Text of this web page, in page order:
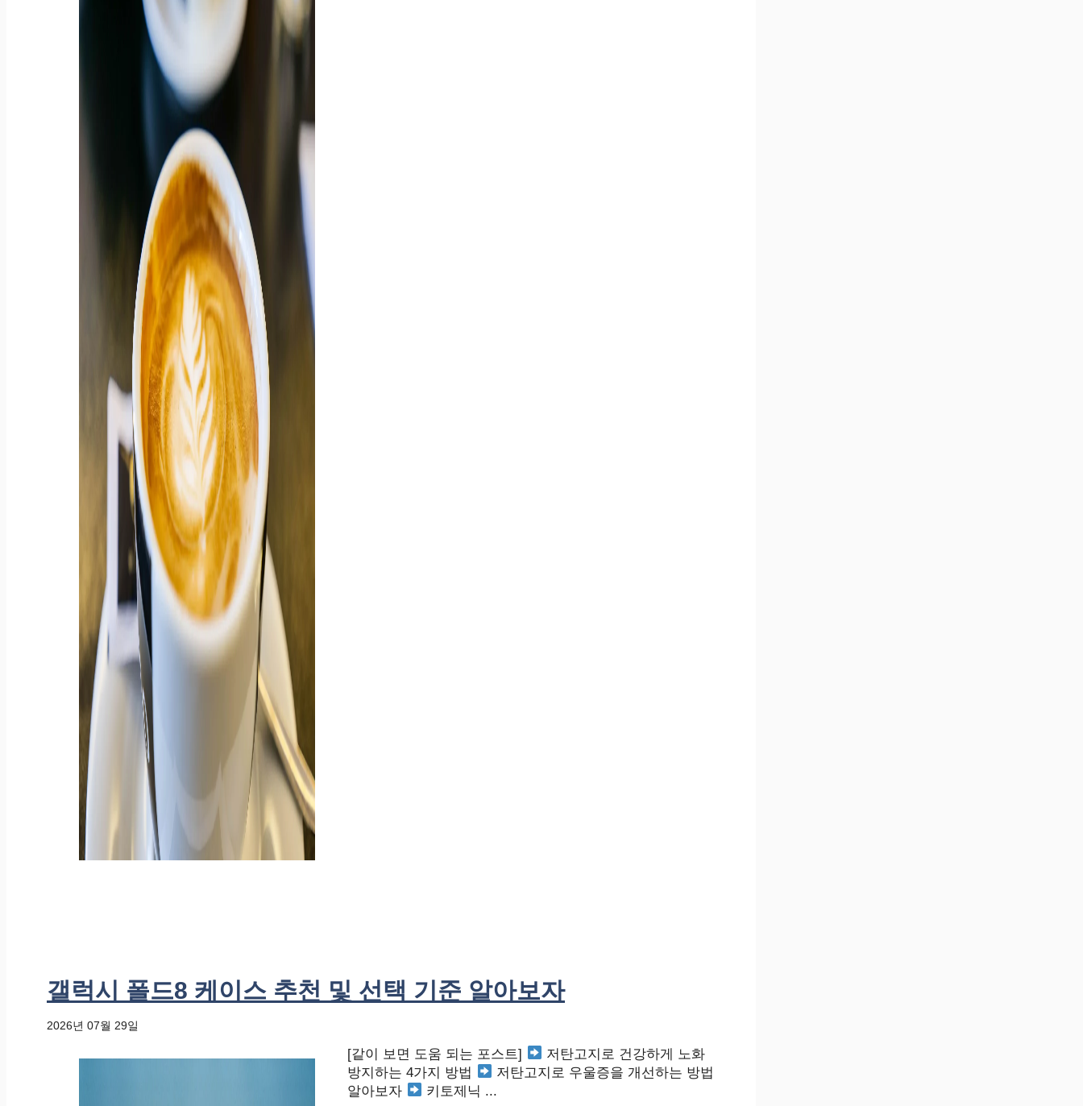
갤럭시 폴드8 케이스 추천 및 선택 기준 알아보자
2026년 07월 29일
[같이 보면 도움 되는 포스트]
저탄고지로 건강하게 노화
방지하는 4가지 방법
저탄고지로 우울증을 개선하는 방법
알아보자
키토제닉 ...